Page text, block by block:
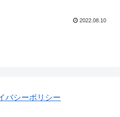
2022.08.10
バシーポリシー